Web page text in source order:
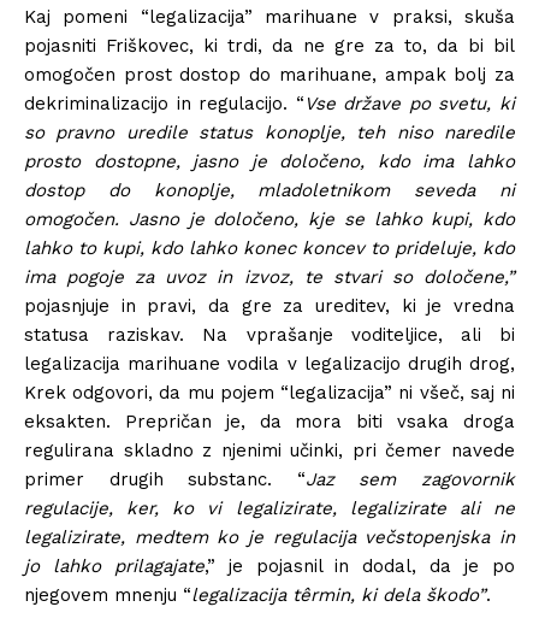
Kaj pomeni “legalizacija” marihuane v praksi, skuša
pojasniti Friškovec, ki trdi, da ne gre za to, da bi bil
omogočen prost dostop do marihuane, ampak bolj za
dekriminalizacijo in regulacijo. “ Vse države po svetu, ki
so pravno uredile status konoplje, teh niso naredile
prosto dostopne, jasno je določeno, kdo ima lahko
dostop do konoplje, mladoletnikom seveda ni
omogočen. Jasno je določeno, kje se lahko kupi, kdo
lahko to kupi, kdo lahko konec koncev to prideluje, kdo
ima pogoje za uvoz in izvoz, te stvari so določene,”
pojasnjuje in pravi, da gre za ureditev, ki je vredna
statusa raziskav. Na vprašanje voditeljice, ali bi
legalizacija marihuane vodila v legalizacijo drugih drog,
Krek odgovori, da mu pojem “legalizacija” ni všeč, saj ni
eksakten. Prepričan je, da mora biti vsaka droga
regulirana skladno z njenimi učinki, pri čemer navede
primer drugih substanc. “Jaz sem zagovornik
regulacije, ker, ko vi legalizirate, legalizirate ali ne
legalizirate, medtem ko je regulacija večstopenjska in
jo lahko prilagajate,” je pojasnil in dodal, da je po
njegovem mnenju “legalizacija têrmin, ki dela škodo”.